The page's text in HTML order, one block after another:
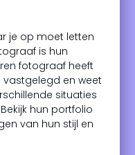
je op moet letten
is hun
fotograaf heeft
vastgelegd en weet
situaties
hun portfolio
van hun stijl en